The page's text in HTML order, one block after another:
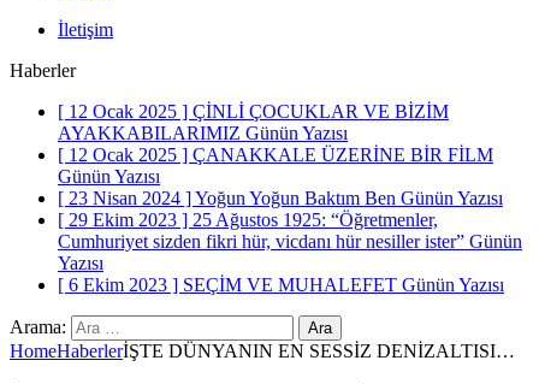
İletişim
Haberler
[ 12 Ocak 2025 ] ÇİNLİ ÇOCUKLAR VE BİZİM
AYAKKABILARIMIZ Günün Yazısı
[ 12 Ocak 2025 ] ÇANAKKALE ÜZERİNE BİR FİLM
Günün Yazısı
[ 23 Nisan 2024 ]Yoğun Yoğun Baktım Ben Günün Yazısı
[ 29 Ekim 2023 ] 25 Ağustos 1925: “Öğretmenler,
Cumhuriyet sizden fikri hür, vicdanı hür nesiller ister” Günün
Yazısı
[ 6 Ekim 2023 ] SEÇİM VE MUHALEFET Günün Yazısı
Arama:
HomeHaberlerİŞTE DÜNYANIN EN SESSİZ DENİZALTISI…